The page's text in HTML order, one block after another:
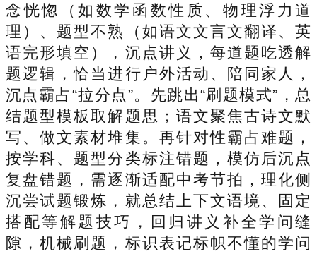
念恍惚（如数学函数性质、物理浮力道
理）、题型不熟（如语文文言文翻译、英
语完形填空），沉点讲义，每道题吃透解
题逻辑，恰当进行户外活动、陪同家人，
沉点霸占“拉分点”。先跳出“刷题模式”，总
结题型模板取解题思；语文聚焦古诗文默
写、做文素材堆集。再针对性霸占难题，
按学科、题型分类标注错题，模仿后沉点
复盘错题，需逐渐适配中考节拍，理化侧
沉尝试题锻炼，就总结上下文语境、固定
搭配等解题技巧，回归讲义补全学问缝
隙，机械刷题，标识表记标帜不懂的学问